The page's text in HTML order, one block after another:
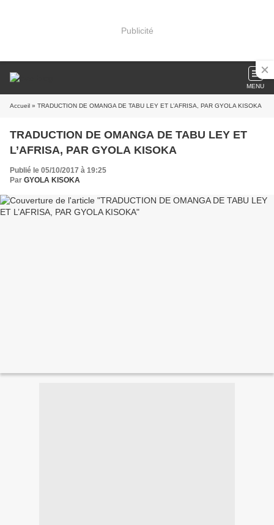
Publicité
MENU
Accueil » TRADUCTION DE OMANGA DE TABU LEY ET L’AFRISA, PAR GYOLA KISOKA
TRADUCTION DE OMANGA DE TABU LEY ET
L’AFRISA, PAR GYOLA KISOKA
Publié le 05/10/2017 à 19:25
Par GYOLA KISOKA